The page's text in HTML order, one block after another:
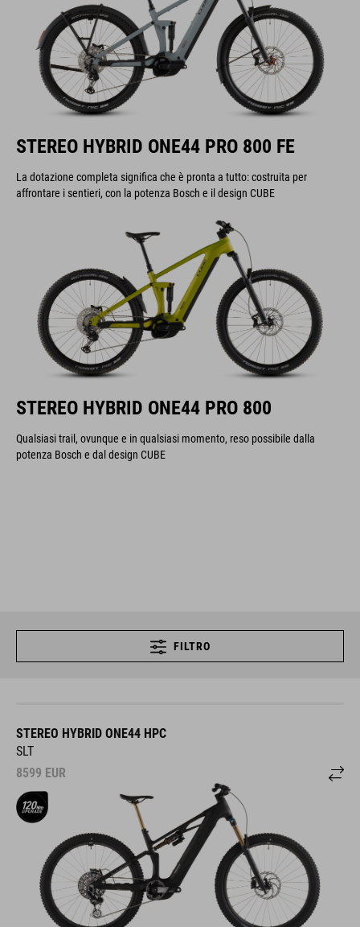
STEREO HYBRID ONE44 PRO 800 FE
La dotazione completa significa che è pronta a tutto: costruita per
affrontare i sentieri, con la potenza Bosch e il design CUBE
STEREO HYBRID ONE44 PRO 800
Qualsiasi trail, ovunque e in qualsiasi momento, reso possibile dalla
potenza Bosch e dal design CUBE
FILTRO
STEREO HYBRID ONE44 HPC
SLT
8599 EUR